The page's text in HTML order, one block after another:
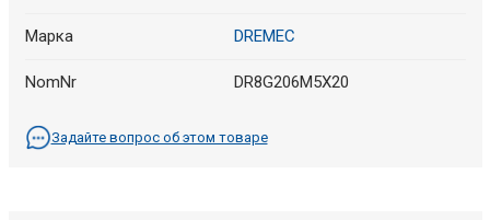
Марка DREMEC
NomNr DR8G206M5X20
Задайте вопрос об этом товаре